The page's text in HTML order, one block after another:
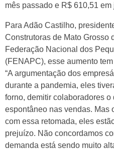
mês passado e R$ 610,51 em
Para Adão Castilho,
Construtoras de Mato Grosso
Federação Nacional dos
(FENAPC), esse aumento
“A argumentação dos
durante a pandemia, eles
forno, demitir colaboradores
espontâneo nas vendas. Mas
com essa retomada, eles
prejuízo. Não concordamos
demanda está sendo muito